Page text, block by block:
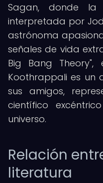
Sagan, donde la
interpretada por
astrónoma
señales de vida
Big Bang Theory",
Koothrappali es un
sus amigos,
científico
universo.
Relación
literatura